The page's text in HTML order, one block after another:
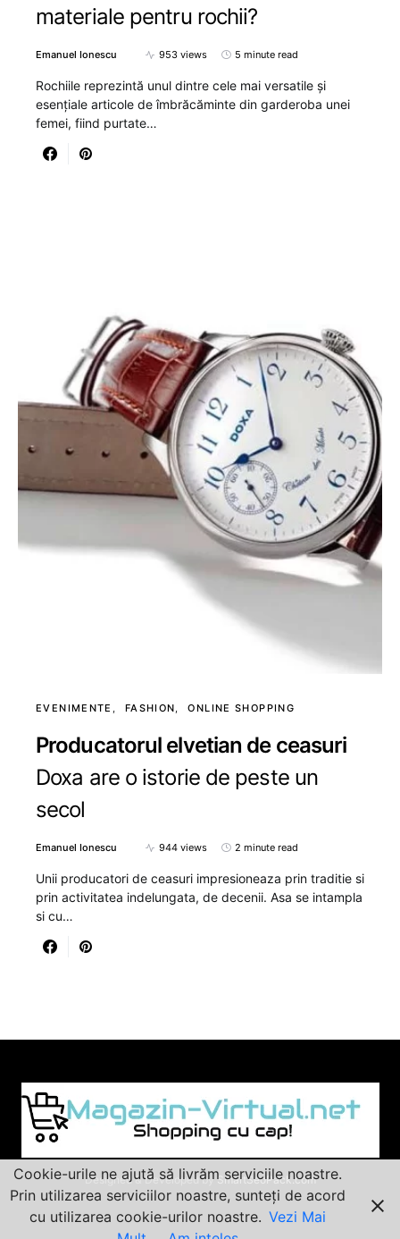
materiale pentru rochii?
Emanuel Ionescu 953 views 5 minute read
Rochiile reprezintă unul dintre cele mai versatile și
esențiale articole de îmbrăcăminte din garderoba unei
femei, fiind purtate…
EVENIMENTE FASHION ONLINE SHOPPING
Producatorul elvetian de ceasuri
Doxa are o istorie de peste un
secol
Emanuel Ionescu 944 views 2 minute read
Unii producatori de ceasuri impresioneaza prin traditie si
prin activitatea indelungata, de decenii. Asa se intampla
si cu…
Designed & Developed by SmartSeoPack.com
Cookie-urile ne ajută să livrăm serviciile noastre.
Prin utilizarea serviciilor noastre, sunteți de acord
cu utilizarea cookie-urilor noastre. Vezi Mai